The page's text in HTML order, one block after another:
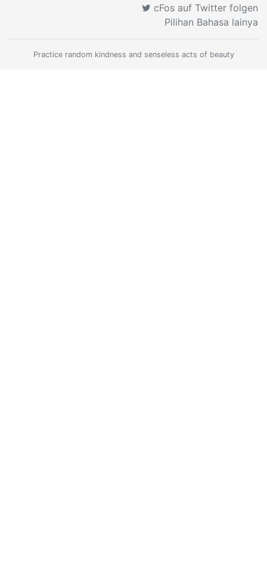
cFos auf Twitter folgen
Pilihan Bahasa lainya
Practice random kindness and senseless acts of beauty